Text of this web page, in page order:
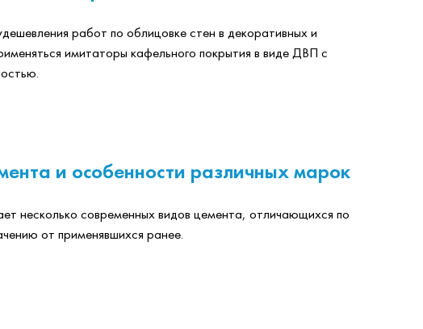
работ по облицовке стен в декоративных и
имитаторы кафельного покрытия в виде ДВП с
и особенности различных марок
несколько современных видов цемента, отличающихся по
от применявшихся ранее.